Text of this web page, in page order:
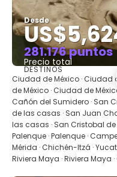
Desde
281.176 puntos
Precio total
DESTINOS
Ciudad de México · Ciudad
de México · Ciudad de
Cañón del Sumidero · San
de las casas · San Juan
las casas · San Cristobal
Palenque · Palenque ·
Mérida · Chichén-Itzá ·
Riviera Maya · Riviera Maya